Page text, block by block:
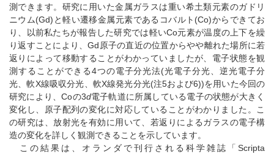
測できます。研究に用いた金属ガラスは重い希土類元素のガドリ
ニウム(Gd)と軽い遷移金属元素であるコバルト(Co)からできてお
り、以前私たちが報告した研究では軽いCo元素が温度の上下を繰
り返すことにより、Gd原子の直近の位置からやや離れた場所に若
返りによって移動することがわかっていましたが、電子状態を観
測することができる4つの電子分光法(光電子分光、逆光電子分
光、軟X線吸収分光、軟X線発光分光(注5および6))を用いた今回の
研究により、Coの3d電子軌道に所属している電子の状態が大きく
変化し、原子配列の変化に対応していることがわかりました。こ
の研究は、放射光を有効に用いて、若返りによるガラスの電子構
造の変化を詳しく観測できることを示しています。
この結果は、オランダで刊行される科学雑誌「Scripta